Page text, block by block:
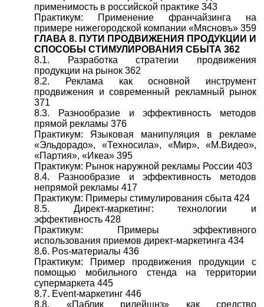
применимость в российской практике 343
Практикум: Применение франчайзинга на
примере нижегородской компании «Мясновъ» 359
ГЛАВА 8. ПУТИ ПРОДВИЖЕНИЯ ПРОДУКЦИИ И
СПОСОБЫ СТИМУЛИРОВАНИЯ СБЫТА 362
8.1. Разработка стратегии продвижения
продукции на рынок 362
8.2. Реклама как основной инструмент
продвижения и современный рекламный рынок
371
8.3. Разнообразие и эффективность методов
прямой рекламы 376
Практикум: Языковая манипуляция в рекламе
«Эльдорадо», «Техносила», «Мир», «М.Видео»,
«Партия», «Икеа» 395
Практикум: Рынок наружной рекламы России 403
8.4. Разнообразие и эффективность методов
непрямой рекламы 417
Практикум: Примеры стимулирования сбыта 424
8.5. Директ-маркетинг: технологии и
эффективность 428
Практикум: Примеры эффективного
использования приемов директ-маркетинга 434
8.6. Pos-материалы 436
Практикум: Пример продвижения продукции с
помощью мобильного стенда на территории
супермаркета 445
8.7. Event-маркетинг 446
8.8. «Паблик рилейшнз» как средство